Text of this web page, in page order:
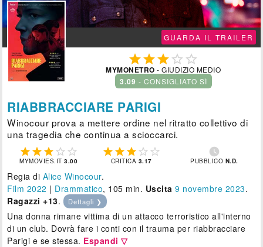
GUARDA IL TRAILER
  
MYMONETRO - GIUDIZIO MEDIO
3.09 - CONSIGLIATO SÌ
RIABBRACCIARE PARIGI
Winocour prova a mettere ordine nel ritratto collettivo di
una tragedia che continua a scioccarci.
    
MYMOVIES.IT3.00
    
CRITICA 3.17

PUBBLICO N.D.
Regia di Alice Winocour.
Film 2022 | Drammatico, 105 min. Uscita 9 novembre 2023.
Ragazzi +13. Dettagli ❯
Una donna rimane vittima di un attacco terroristico all'interno
di un club. Dovrà fare i conti con il trauma per riabbracciare
Parigi e se stessa. Espandi ▽